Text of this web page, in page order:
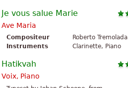
Je vous salue Marie
Ave Maria
Compositeur
Roberto Tremolada
Instruments
Clarinette, Piano
Hatikvah
Voix, Piano